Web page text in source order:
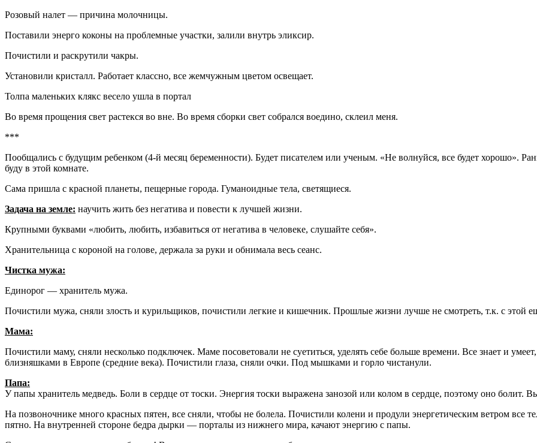
Розовый налет — причина молочницы.
Поставили энерго коконы на проблемные участки, залили внутрь эликсир.
Почистили и раскрутили чакры.
Установили кристалл. Работает классно, все жемчужным цветом освещает.
Толпа маленьких клякс весело ушла в портал
Во время прощения свет растекся во вне. Во время сборки свет собрался воедино, склеил меня.
***
Пообщались с будущим ребенком (4-й месяц беременности). Будет писателем или ученым. «Не волнуйся, все будет хорошо».
буду в этой комнате.
Сама пришла с красной планеты, пещерные города. Гуманоидные тела, светящиеся.
Задача на земле: научить жить без негатива и повести к лучшей жизни.
Крупными буквами «любить, любить, избавиться от негатива в человеке, слушайте себя».
Хранительница с короной на голове, держала за руки и обнимала весь сеанс.
Чистка мужа:
Единорог — хранитель мужа.
Почистили мужа, сняли злость и курильщиков, почистили легкие и кишечник. Прошлые жизни лучше не смотреть, т.к. с этой
Мама:
Почистили маму, сняли несколько подключек. Маме посоветовали не суетиться, уделять себе больше времени. Все знает и
близняшками в Европе (средние века). Почистили глаза, сняли очки. Под мышками и горло чистанули.
Папа:
У папы хранитель медведь. Боли в сердце от тоски. Энергия тоски выражена занозой или колом в сердце, поэтому оно болит.
На позвоночнике много красных пятен, все сняли, чтобы не болела. Почистили колени и продули энергетическим ветром все
пятно. На внутренней стороне бедра дырки — порталы из нижнего мира, качают энергию с папы.